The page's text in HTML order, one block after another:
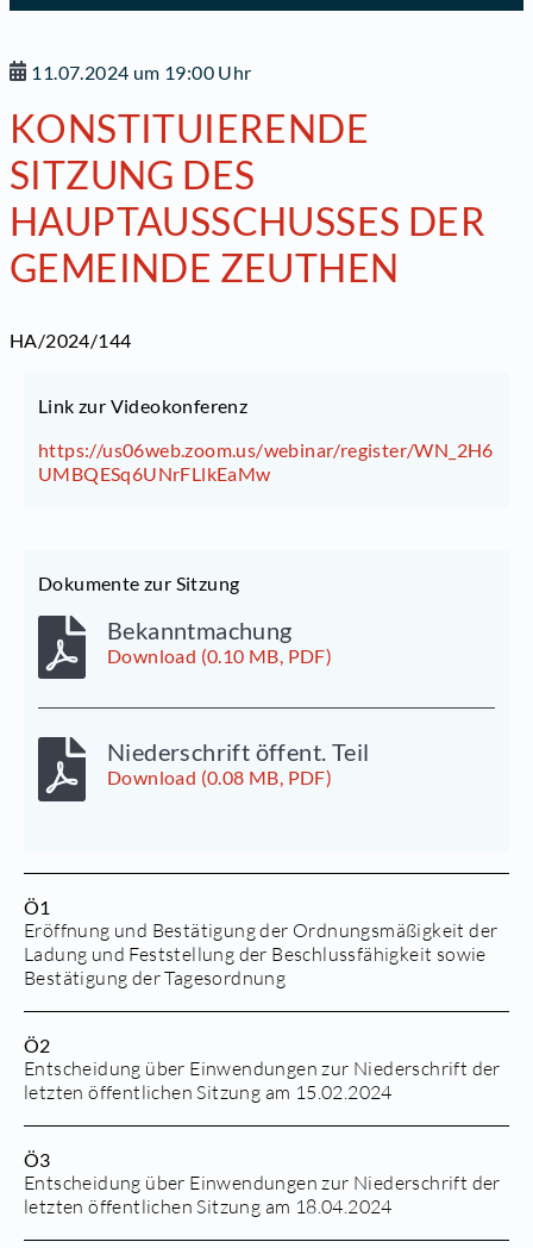
11.07.2024 um 19:00 Uhr
KONSTITUIERENDE
SITZUNG DES
HAUPTAUSSCHUSSES DER
GEMEINDE ZEUTHEN
HA/2024/144
Link zur Videokonferenz
https://us06web.zoom.us/webinar/register/WN_2H6
UMBQESq6UNrFLlkEaMw
Dokumente zur Sitzung
Bekanntmachung
Download (0.10 MB, PDF)
Niederschrift öffent. Teil
Download (0.08 MB, PDF)
Ö1
Eröffnung und Bestätigung der Ordnungsmäßigkeit der
Ladung und Feststellung der Beschlussfähigkeit sowie
Bestätigung der Tagesordnung
Ö2
Entscheidung über Einwendungen zur Niederschrift der
letzten öffentlichen Sitzung am 15.02.2024
Ö3
Entscheidung über Einwendungen zur Niederschrift der
letzten öffentlichen Sitzung am 18.04.2024